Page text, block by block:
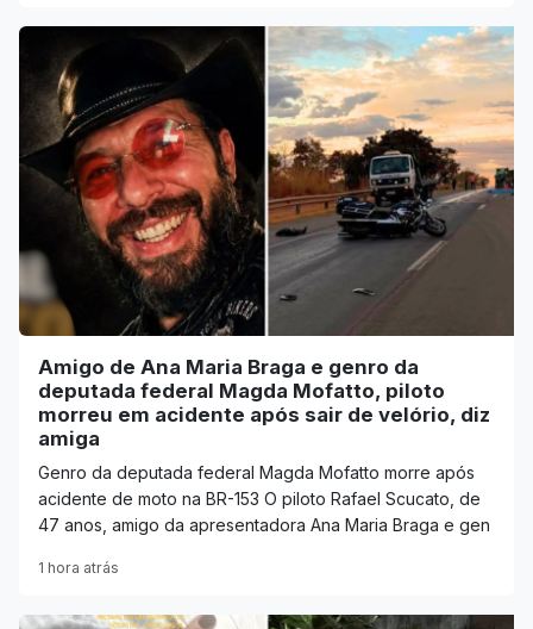
Amigo de Ana Maria Braga e genro da
deputada federal Magda Mofatto, piloto
morreu em acidente após sair de velório, diz
amiga
Genro da deputada federal Magda Mofatto morre após
acidente de moto na BR-153 O piloto Rafael Scucato, de
47 anos, amigo da apresentadora Ana Maria Braga e gen
1 hora atrás